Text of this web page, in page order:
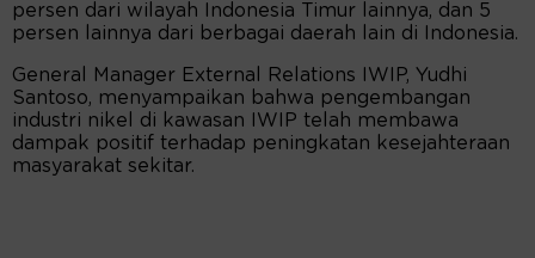
persen dari wilayah Indonesia Timur lainnya, dan 5
persen lainnya dari berbagai daerah lain di Indonesia.
General Manager External Relations IWIP, Yudhi
Santoso, menyampaikan bahwa pengembangan
industri nikel di kawasan IWIP telah membawa
dampak positif terhadap peningkatan kesejahteraan
masyarakat sekitar.